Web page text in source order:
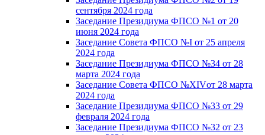
сентября 2024 года
Заседание Президиума ФПСО №1 от 20
июня 2024 года
Заседание Совета ФПСО №I от 25 апреля
2024 года
Заседание Президиума ФПСО №34 от 28
марта 2024 года
Заседание Совета ФПСО №XIVот 28 марта
2024 года
Заседание Президиума ФПСО №33 от 29
февраля 2024 года
Заседание Президиума ФПСО №32 от 23